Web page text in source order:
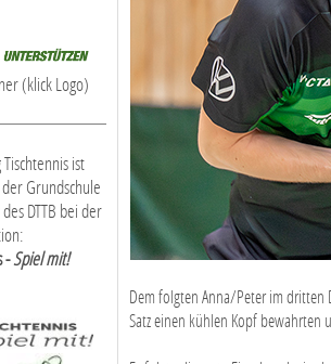
(klick Logo)
ist
Grundschule
DTTB bei der
-Spiel mit!
Dem folgten Anna/Peter im dritten
Satz einen kühlen Kopf bewahrten